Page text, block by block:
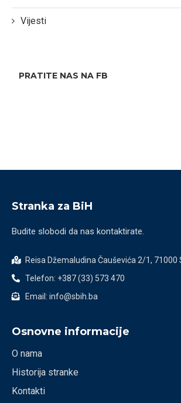
Vijesti
PRATITE NAS NA FB
Stranka za BiH
Budite slobodi da nas kontaktirate.
Reisa Džemaludina Čauševića 2/1, 71000
Telefon: +387 (33) 573 470
Email: info@sbih.ba
Osnovne informacije
O nama
Historija stranke
Kontakti